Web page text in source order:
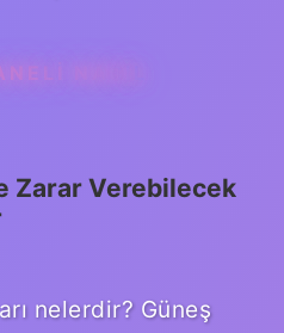
NASIL
Zarar Verebilecek
nelerdir? Güneş